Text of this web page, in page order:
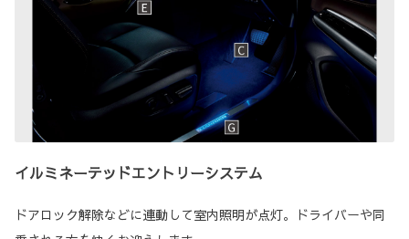
イルミネーテッドエントリーシステム
ドアロック解除などに連動して室内照明が点灯。ドライバーや同